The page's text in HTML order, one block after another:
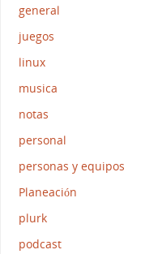
general
juegos
linux
musica
notas
personal
personas y equipos
Planeación
plurk
podcast